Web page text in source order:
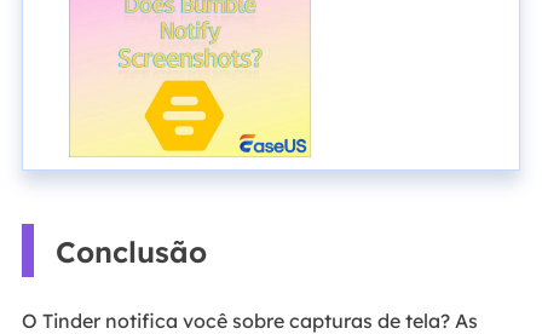
Conclusão
O Tinder notifica você sobre capturas de tela? As